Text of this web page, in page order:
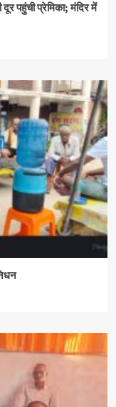
पहुंची प्रेमिका; मंदिर में